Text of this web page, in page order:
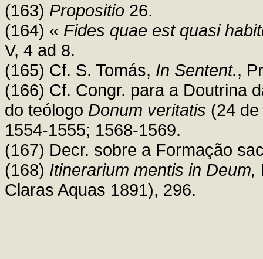
(163) Propositio 26.
(164) « Fides quae est quasi
V, 4 ad 8.
(165) Cf. S. Tomás, In Sentent.,
(166) Cf. Congr. para a Doutrina
do teólogo Donum veritatis (24
1554-1555; 1568-1569.
(167) Decr. sobre a Formação
(168) Itinerarium mentis in Deum,
Claras Aquas 1891), 296.